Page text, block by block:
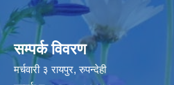
सम्पर्क विवरण
मर्चवारी ३ रायपुर, रुपन्देही